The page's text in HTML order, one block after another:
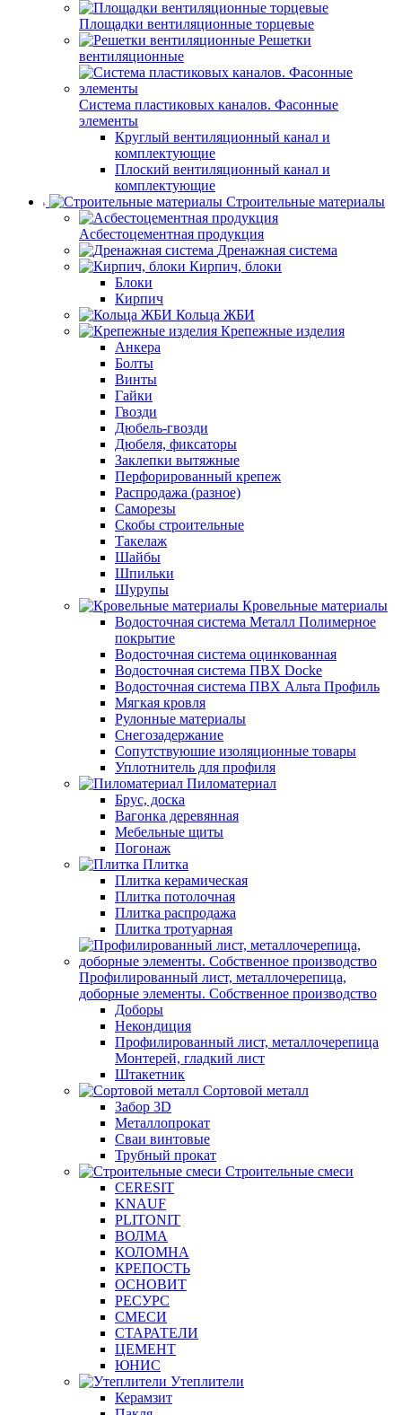
Площадки вентиляционные торцевые
Решетки
вентиляционные
Система пластиковых каналов. Фасонные
элементы
Круглый вентиляционный канал и
комплектующие
Плоский вентиляционный канал и
комплектующие
Строительные материалы
Асбестоцементная продукция
Дренажная система
Кирпич, блоки
Блоки
Кирпич
Кольца ЖБИ
Крепежные изделия
Анкера
Болты
Винты
Гайки
Гвозди
Дюбель-гвозди
Дюбеля, фиксаторы
Заклепки вытяжные
Перфорированный крепеж
Распродажа (разное)
Саморезы
Скобы строительные
Такелаж
Шайбы
Шпильки
Шурупы
Кровельные материалы
Водосточная система Металл Полимерное
покрытие
Водосточная система оцинкованная
Водосточная система ПВХ Docke
Водосточная система ПВХ Альта Профиль
Мягкая кровля
Рулонные материалы
Снегозадержание
Сопутствуюшие изоляционные товары
Уплотнитель для профиля
Пиломатериал
Брус, доска
Вагонка деревянная
Мебельные щиты
Погонаж
Плитка
Плитка керамическая
Плитка потолочная
Плитка распродажа
Плитка тротуарная
Профилированный лист, металлочерепица,
доборные элементы. Собственное производство
Доборы
Некондиция
Профилированный лист, металлочерепица
Монтерей, гладкий лист
Штакетник
Сортовой металл
Забор 3D
Металлопрокат
Сваи винтовые
Трубный прокат
Строительные смеси
CERESIT
KNAUF
PLITONIT
ВОЛМА
КОЛОМНА
КРЕПОСТЬ
ОСНОВИТ
РЕСУРС
СМЕСИ
СТАРАТЕЛИ
ЦЕМЕНТ
ЮНИС
Утеплители
Керамзит